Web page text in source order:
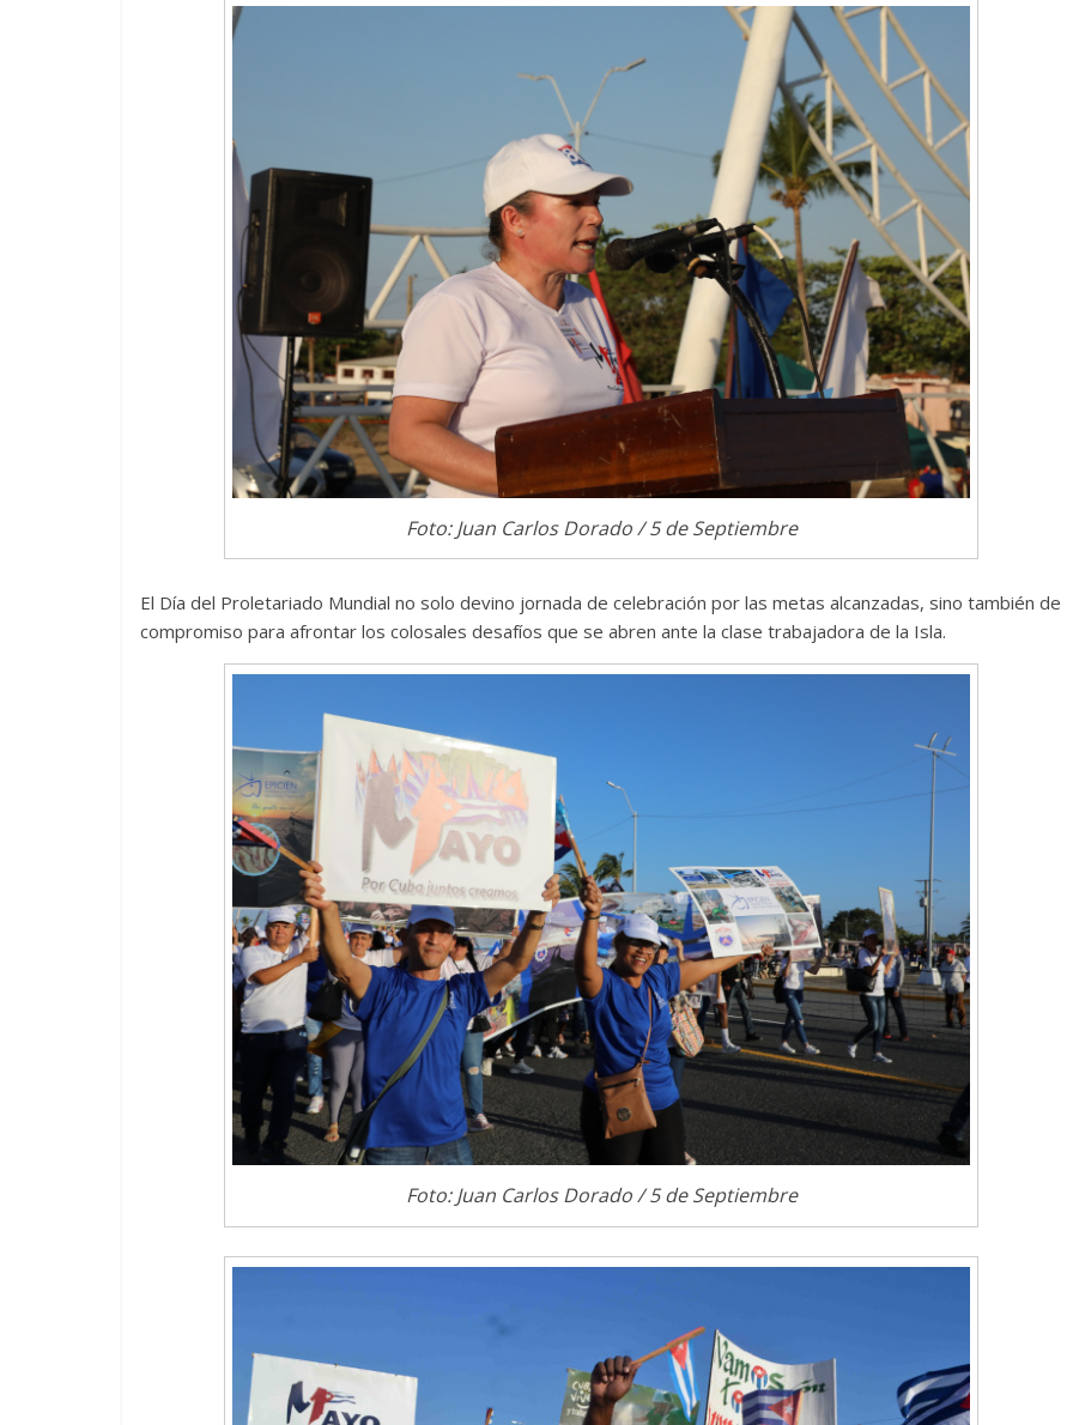
Foto: Juan Carlos Dorado / 5 de Septiembre
El Día del Proletariado Mundial no solo devino jornada de celebración por las metas alcanzadas, sino también de
compromiso para afrontar los colosales desafíos que se abren ante la clase trabajadora de la Isla.
Foto: Juan Carlos Dorado / 5 de Septiembre
Responso por el alma
atormentada de Denís
15 septiembre, 2024
Francisco G.
0